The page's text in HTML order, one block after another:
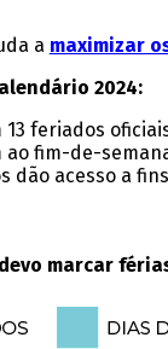
a maximizar
2024:
13 feriados
ao fim-de-
dão acesso a
marcar